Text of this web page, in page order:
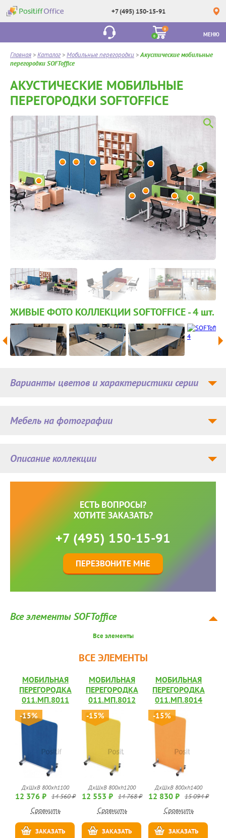
+7 (495) 150-15-91
0
0
МЕНЮ
Главная >Каталог >Мобильные перегородки >Акустические мобильные
перегородки SOFToffice
АКУСТИЧЕСКИЕ МОБИЛЬНЫЕ
ПЕРЕГОРОДКИ SOFTOFFICE
ЖИВЫЕ ФОТО КОЛЛЕКЦИИ SOFTOFFICE - 4 шт.
Мебель на фотографии
Варианты цветов и характеристики серии
Описание коллекции
ЕСТЬ ВОПРОСЫ?
ХОТИТЕ ЗАКАЗАТЬ?
+7 (495) 150-15-91
ПЕРЕЗВОНИТЕ МНЕ
Все элементы SOFToffice
Все элементы
ВСЕ ЭЛЕМЕНТЫ
МОБИЛЬНАЯ
ПЕРЕГОРОДКА
011.МП.8011
-15%
ДхШхВ 800хh1100
12 376 ₽ 14 560 ₽
Сравнить
ЗАКАЗАТЬ
МОБИЛЬНАЯ
ПЕРЕГОРОДКА
011.МП.8012
-15%
ДхШхВ 800хh1200
12 553 ₽ 14 768 ₽
Сравнить
ЗАКАЗАТЬ
МОБИЛЬНАЯ
ПЕРЕГОРОДКА
011.МП.8014
-15%
ДхШхВ 800хh1400
12 830 ₽ 15 094 ₽
Сравнить
ЗАКАЗАТЬ